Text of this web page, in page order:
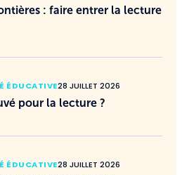
: faire entrer la lecture
ÉDUCATIVE28 JUILLET 2026
pour la lecture ?
ÉDUCATIVE28 JUILLET 2026